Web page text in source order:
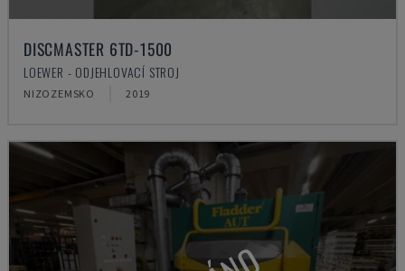
DISCMASTER 6TD-1500
LOEWER - ODJEHLOVACÍ STROJ
NIZOZEMSKO 2019